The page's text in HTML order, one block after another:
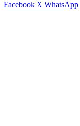
Facebook X WhatsApp